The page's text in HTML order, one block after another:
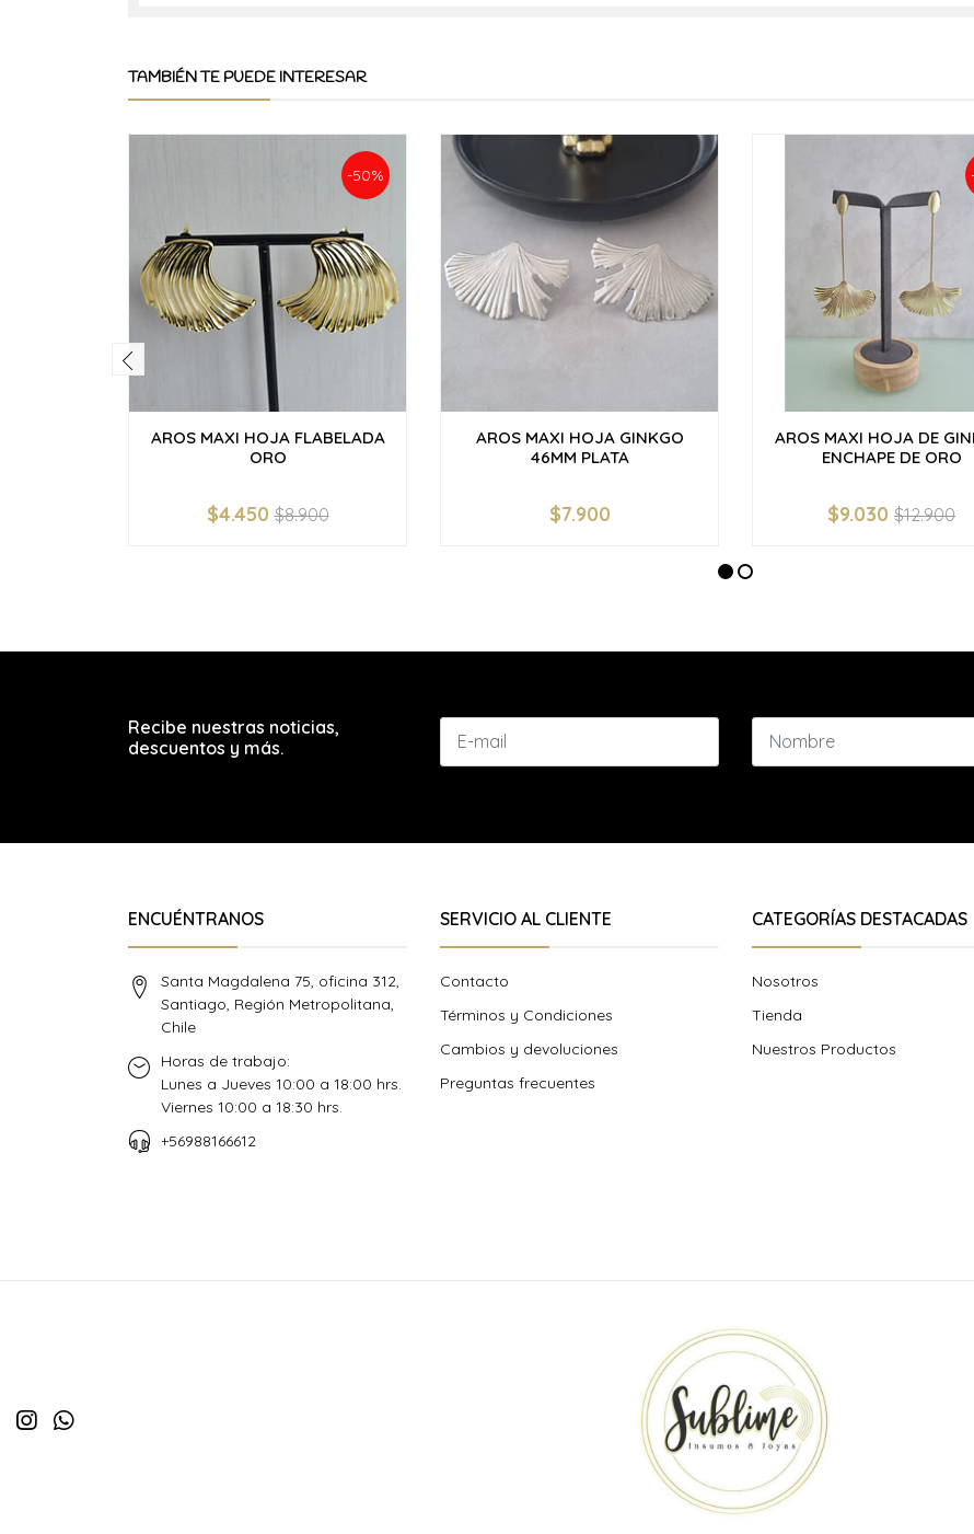
TAMBIÉN TE PUEDE INTERESAR
-50%
AROS MAXI HOJA FLABELADA
ORO
+
$4.450 $8.900
AROS MAXI HOJA GINKGO
46MM PLATA
+
$7.900
AROS MAXI HOJA DE
ENCHAPE DE ORO
+
$9.030 $12.900
Recibe nuestras noticias,
descuentos y más.
ENCUÉNTRANOS
Santa Magdalena 75, oficina 312,
Santiago, Región Metropolitana,
Chile
Horas de trabajo:
Lunes a Jueves 10:00 a 18:00 hrs.
Viernes 10:00 a 18:30 hrs.
+56988166612
SERVICIO AL CLIENTE
Contacto
Términos y Condiciones
Cambios y devoluciones
Preguntas frecuentes
CATEGORÍAS DESTACADAS
Nosotros
Tienda
Nuestros Productos